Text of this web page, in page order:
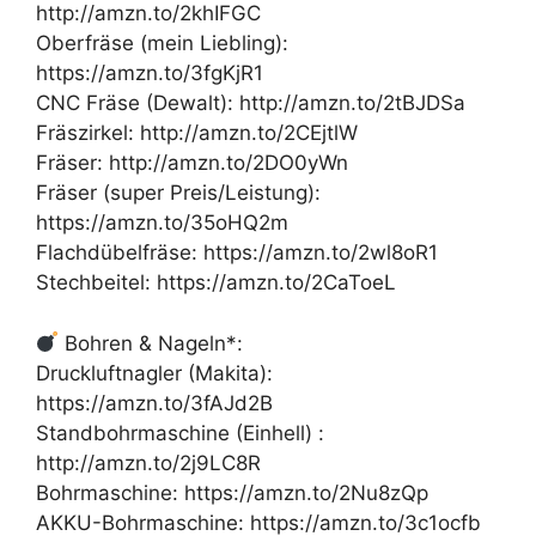
http://amzn.to/2khIFGC
Oberfräse (mein Liebling):
https://amzn.to/3fgKjR1
CNC Fräse (Dewalt): http://amzn.to/2tBJDSa
Fräszirkel: http://amzn.to/2CEjtlW
Fräser: http://amzn.to/2DO0yWn
Fräser (super Preis/Leistung):
https://amzn.to/35oHQ2m
Flachdübelfräse: https://amzn.to/2wl8oR1
Stechbeitel: https://amzn.to/2CaToeL
Bohren & Nageln*:
Druckluftnagler (Makita):
https://amzn.to/3fAJd2B
Standbohrmaschine (Einhell) :
http://amzn.to/2j9LC8R
Bohrmaschine: https://amzn.to/2Nu8zQp
AKKU-Bohrmaschine: https://amzn.to/3c1ocfb